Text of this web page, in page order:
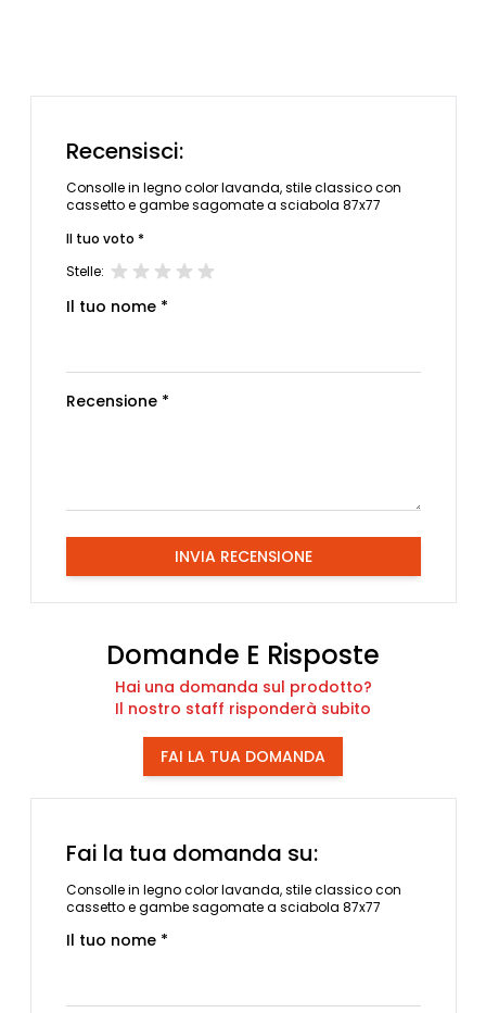
Recensisci:
Consolle in legno color lavanda, stile classico con
cassetto e gambe sagomate a sciabola 87x77
Il tuo voto *
Stelle:
Il tuo nome *
Recensione *
INVIA RECENSIONE
Domande E Risposte
Hai una domanda sul prodotto?
Il nostro staff risponderà subito
FAI LA TUA DOMANDA
Fai la tua domanda su:
Consolle in legno color lavanda, stile classico con
cassetto e gambe sagomate a sciabola 87x77
Il tuo nome *